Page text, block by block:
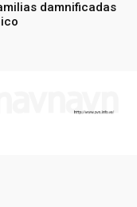
damnificadas